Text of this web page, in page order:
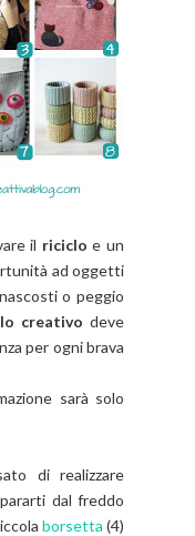
il riciclo e un
ad oggetti
o peggio
creativo deve
per ogni brava
sarà solo
di realizzare
dal freddo
borsetta (4)